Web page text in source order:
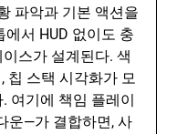
파악과 기본 액션을
서 HUD 없이도 충
스가 설계된다. 색
칩 스택 시각화가 모
여기에 책임 플레이
운—가 결합하면, 사